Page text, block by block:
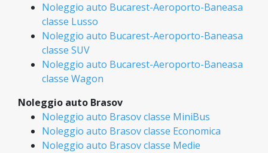
Noleggio auto Bucarest-Aeroporto-Baneasa
classe Lusso
Noleggio auto Bucarest-Aeroporto-Baneasa
classe SUV
Noleggio auto Bucarest-Aeroporto-Baneasa
classe Wagon
Noleggio auto Brasov
Noleggio auto Brasov classe MiniBus
Noleggio auto Brasov classe Economica
Noleggio auto Brasov classe Medie